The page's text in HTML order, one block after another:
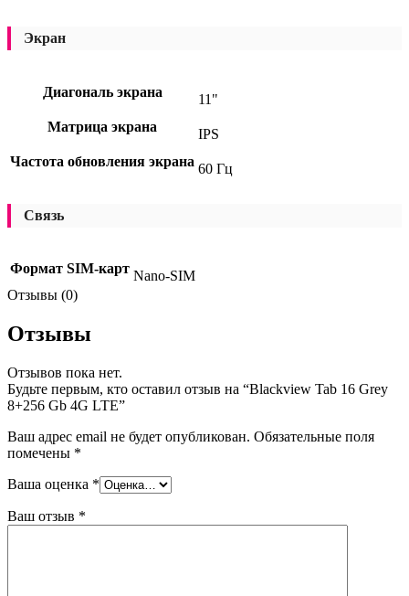
Экран
Диагональ экрана
11"
Матрица экрана
IPS
Частота обновления экрана 60 Гц
Связь
Формат SIM-карт Nano-SIM
Отзывы (0)
Отзывы
Отзывов пока нет.
Будьте первым, кто оставил отзыв на “Blackview Tab 16 Grey
8+256 Gb 4G LTE”
Ваш адрес email не будет опубликован. Обязательные поля
помечены *
Ваша оценка *
Ваш отзыв *